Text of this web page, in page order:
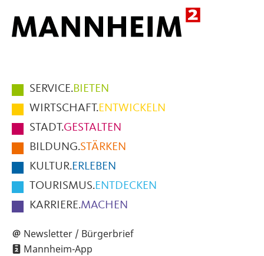
Hauptmenüpunkte
im
Fußbereich
der
Seite
SERVICE.BIETEN
WIRTSCHAFT.ENTWICKELN
STADT.GESTALTEN
BILDUNG.STÄRKEN
KULTUR.ERLEBEN
TOURISMUS.ENTDECKEN
KARRIERE.MACHEN
Newsletter / Bürgerbrief
Mannheim-App